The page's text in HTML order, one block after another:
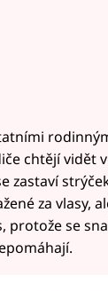
chtějí vidět
zastaví
za vlasy,
protože se